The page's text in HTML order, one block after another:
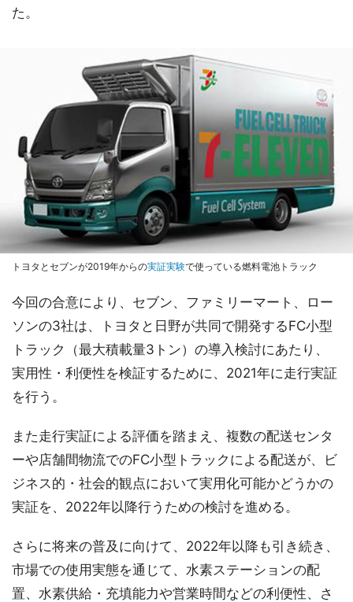
た。
トヨタとセブンが2019年からの実証実験で使っている燃料電池トラック
今回の合意により、セブン、ファミリーマート、ロー
ソンの3社は、トヨタと日野が共同で開発するFC小型
トラック（最大積載量3トン）の導入検討にあたり、
実用性・利便性を検証するために、2021年に走行実証
を行う。
また走行実証による評価を踏まえ、複数の配送センタ
ーや店舗間物流でのFC小型トラックによる配送が、ビ
ジネス的・社会的観点において実用化可能かどうかの
実証を、2022年以降行うための検討を進める。
さらに将来の普及に向けて、2022年以降も引き続き、
市場での使用実態を通じて、水素ステーションの配
置、水素供給・充填能力や営業時間などの利便性、さ